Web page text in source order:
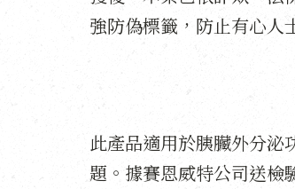
強防偽標籤，防止有心人
此產品適用於胰臟外分泌
題。據賽恩威特公司送檢